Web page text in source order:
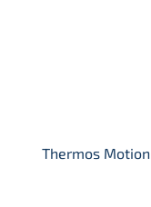
Thermos